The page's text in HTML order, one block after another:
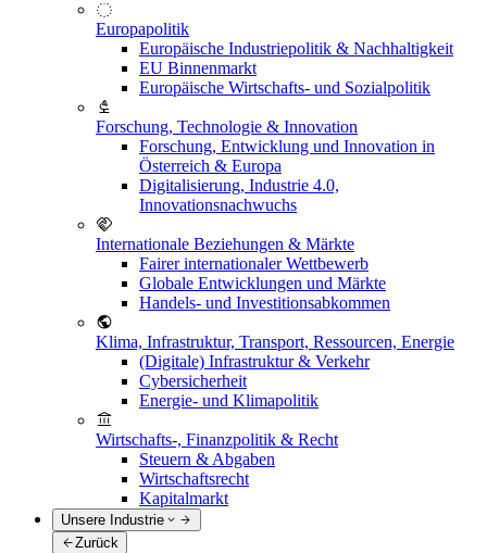
Europapolitik
Europäische Industriepolitik & Nachhaltigkeit
EU Binnenmarkt
Europäische Wirtschafts- und Sozialpolitik
Forschung, Technologie & Innovation
Forschung, Entwicklung und Innovation in
Österreich & Europa
Digitalisierung, Industrie 4.0,
Innovationsnachwuchs
Internationale Beziehungen & Märkte
Fairer internationaler Wettbewerb
Globale Entwicklungen und Märkte
Handels- und Investitionsabkommen
Klima, Infrastruktur, Transport, Ressourcen, Energie
(Digitale) Infrastruktur & Verkehr
Cybersicherheit
Energie- und Klimapolitik
Wirtschafts-, Finanzpolitik & Recht
Steuern & Abgaben
Wirtschaftsrecht
Kapitalmarkt
Unsere Industrie
Zurück